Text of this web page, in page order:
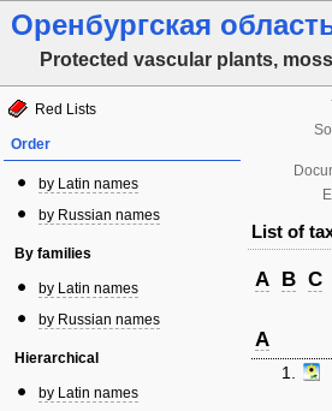
Оренбургская
Protected vascular plants,
Red Lists
Order
by Latin names
by Russian names
By families
by Latin names
by Russian names
Hierarchical
by Latin names
List of
A B C
A
1.